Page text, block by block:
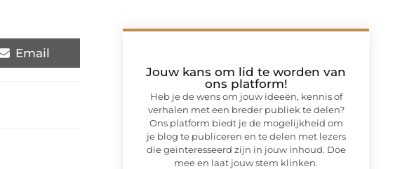
Email
Jouw kans om lid te worden van
ons platform!
Heb je de wens om jouw ideeën, kennis of
verhalen met een breder publiek te delen?
Ons platform biedt je de mogelijkheid om
je blog te publiceren en te delen met lezers
die geïnteresseerd zijn in jouw inhoud. Doe
mee en laat jouw stem klinken.